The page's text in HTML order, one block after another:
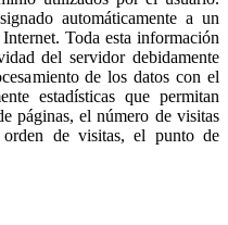
automáticamente a un
Toda esta información
del servidor debidamente
de los datos con el
estadísticas que permitan
páginas, el número de visitas
de visitas, el punto de